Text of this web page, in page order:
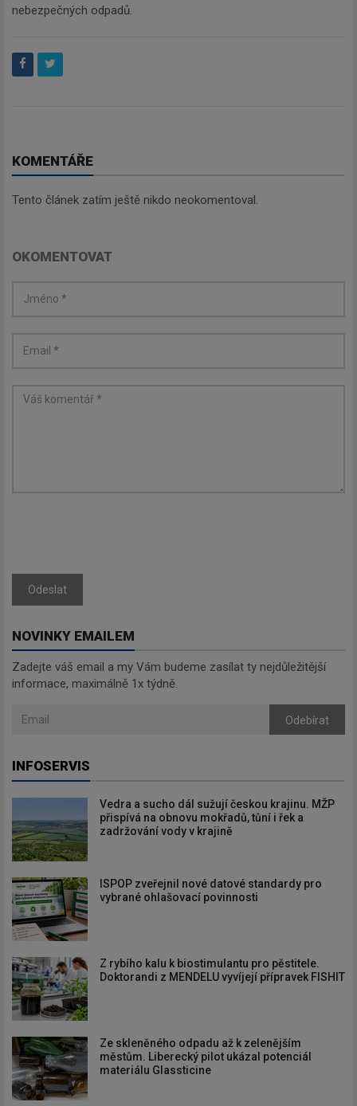
nebezpečných odpadů.
KOMENTÁŘE
Tento článek zatím ještě nikdo neokomentoval.
OKOMENTOVAT
Odeslat
NOVINKY EMAILEM
Zadejte váš email a my Vám budeme zasílat ty nejdůležitější
informace, maximálně 1x týdně.
Odebírat
INFOSERVIS
Vedra a sucho dál sužují českou krajinu. MŽP
přispívá na obnovu mokřadů, tůní i řek a
zadržování vody v krajině
ISPOP zveřejnil nové datové standardy pro
vybrané ohlašovací povinnosti
Z rybího kalu k biostimulantu pro pěstitele.
Doktorandi z MENDELU vyvíjejí přípravek FISHIT
Ze skleněného odpadu až k zelenějším
městům. Liberecký pilot ukázal potenciál
materiálu Glassticine